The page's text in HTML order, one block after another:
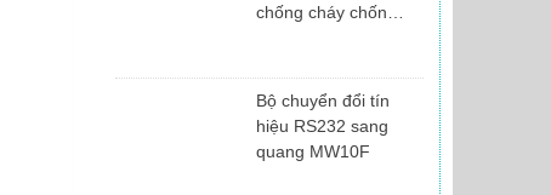
chống cháy chống
Bộ chuyển đổi tín
hiệu RS232 sang
quang MW10F